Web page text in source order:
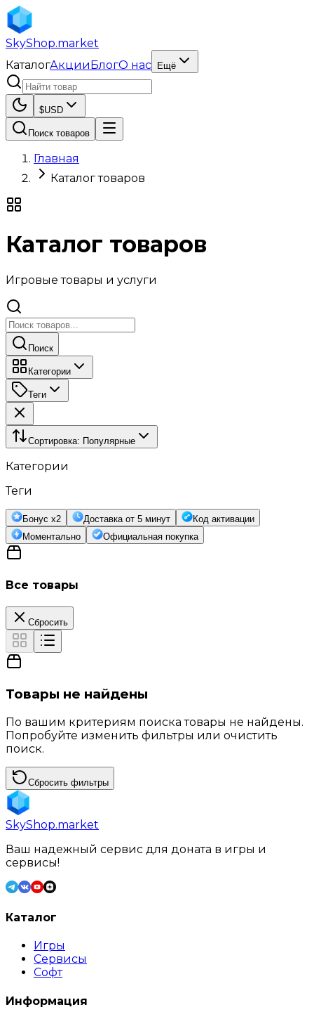
SkyShop.market
КаталогАкцииБлогО нас Ещё
$USD
Поиск товаров
Главная
Каталог товаров
Каталог товаров
Игровые товары и услуги
Поиск
Категории
Теги
Сортировка: Популярные
Категории
Теги
Бонус x2 Доставка от 5 минут
Код активации
Моментально
Официальная покупка
Все товары
Сбросить
Товары не найдены
По вашим критериям поиска товары не найдены.
Попробуйте изменить фильтры или очистить
поиск.
Сбросить фильтры
SkyShop.market
Ваш надежный сервис для доната в игры и
сервисы!
Каталог
Игры
Сервисы
Софт
Информация